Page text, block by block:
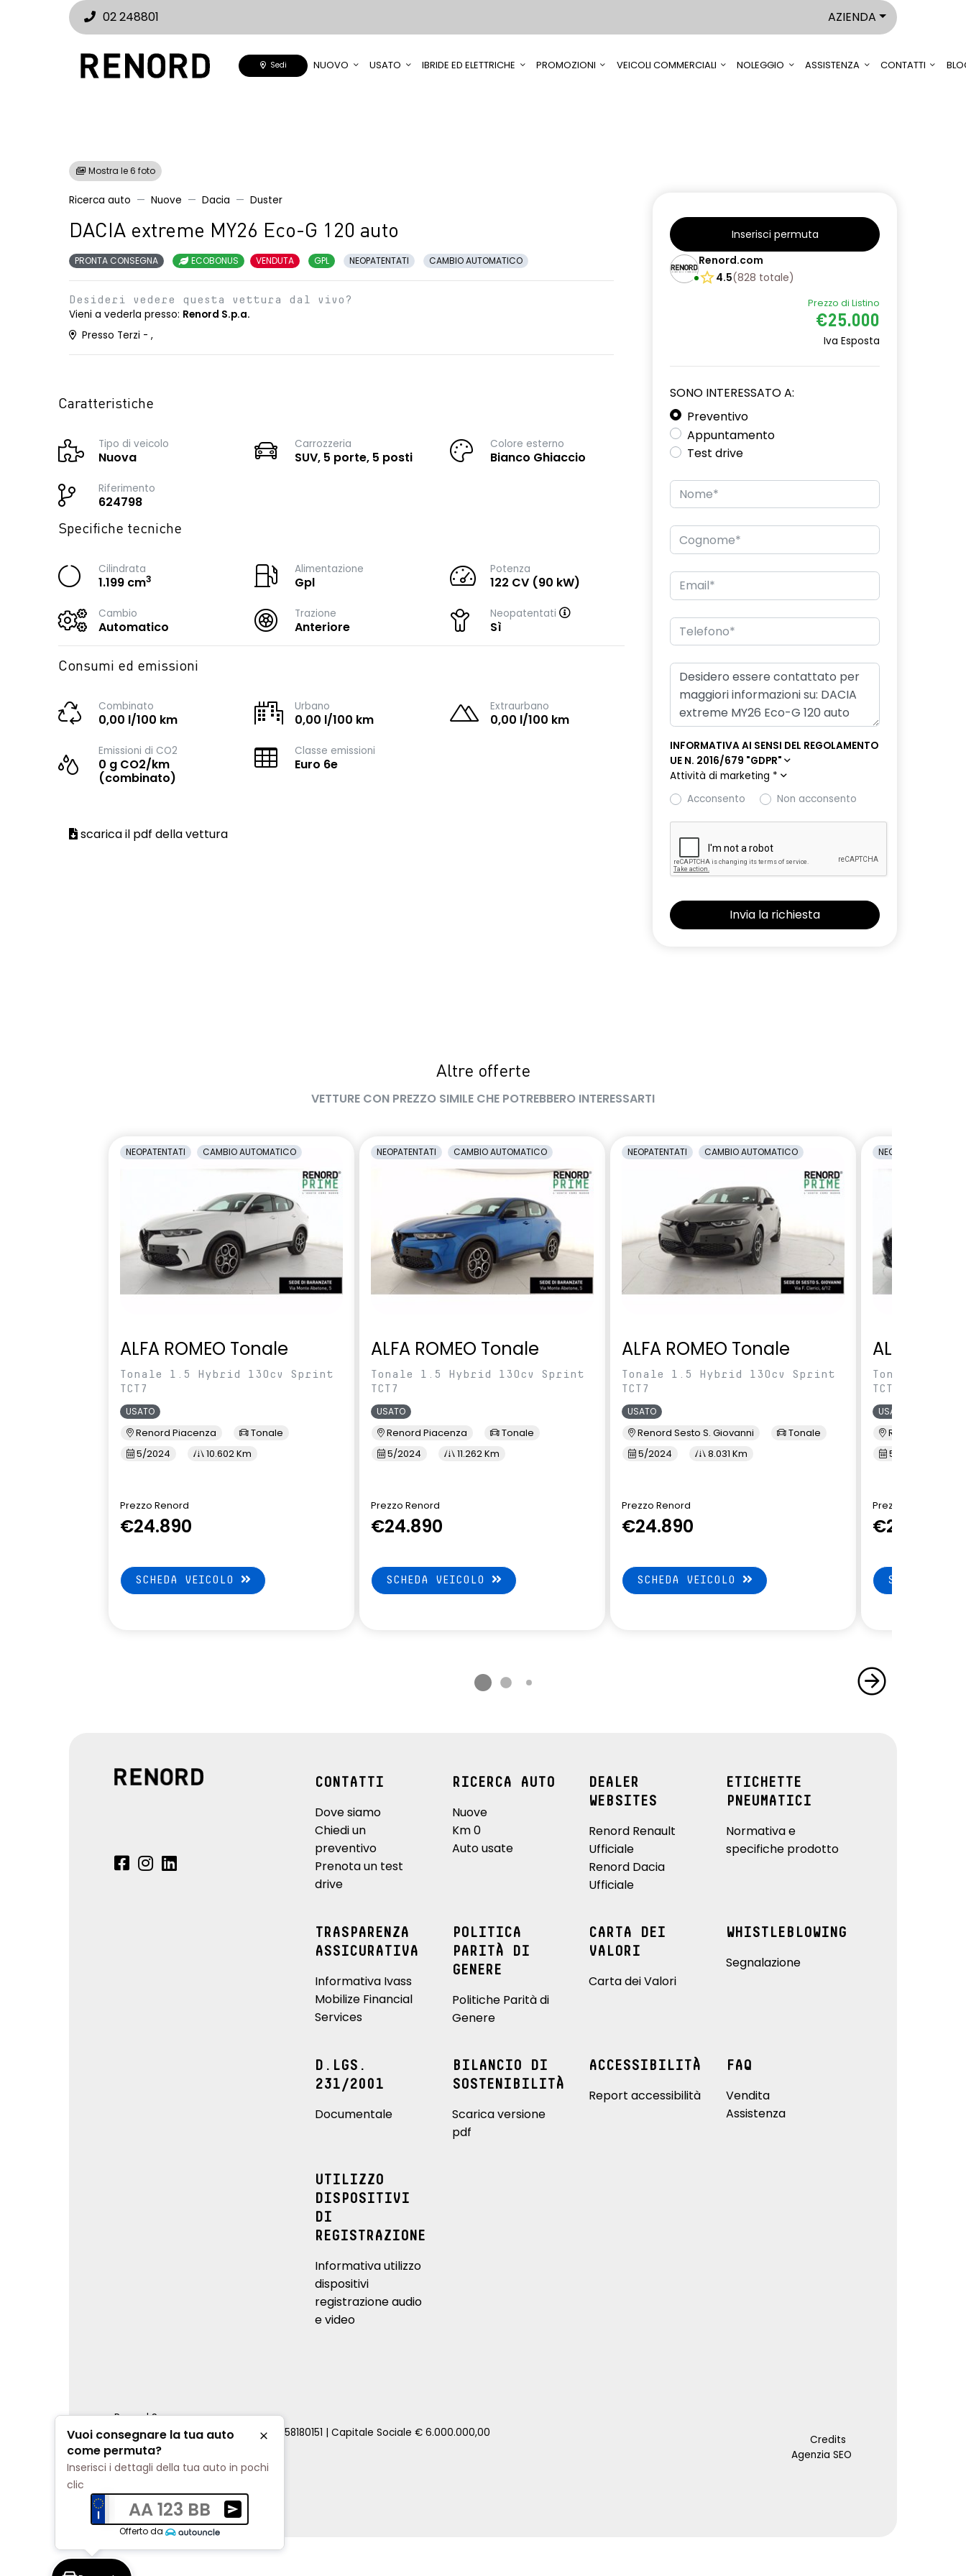
02 248801 AZIENDA
Sedi NUOVO USATO IBRIDE ED ELETTRICHE PROMOZIONI VEICOLI COMMERCIALI NOLEGGIO ASSISTENZA CONTATTI
Mostra le 6 foto
Ricerca auto Nuove Dacia Duster
DACIA extreme MY26 Eco-G 120 auto
PRONTA CONSEGNA ECOBONUS VENDUTA GPL NEOPATENTATI CAMBIO AUTOMATICO
Desideri vedere questa vettura dal vivo?
Vieni a vederla presso: Renord S.p.a.
Presso Terzi - ,
Caratteristiche
Tipo di veicolo
Nuova
Carrozzeria
SUV, 5 porte, 5 posti
Colore esterno
Bianco Ghiaccio
Riferimento
624798
Specifiche tecniche
Cilindrata
1.199 cm3
Alimentazione
Gpl
Potenza
122 CV (90 kW)
Cambio
Automatico
Trazione
Anteriore
Neopatentati
Sì
Consumi ed emissioni
Combinato
0,00 l/100 km
Urbano
0,00 l/100 km
Extraurbano
0,00 l/100 km
Emissioni di CO2
0 g CO2/km
(combinato)
Classe emissioni
Euro 6e
scarica il pdf della vettura
Inserisci permuta
Renord.com
4.5(828 totale)
Prezzo di Listino
€25.000
Iva Esposta
SONO INTERESSATO A:
Preventivo
Appuntamento
Test drive
INFORMATIVA AI SENSI DEL REGOLAMENTO
UE N. 2016/679 "GDPR"
Attività di marketing *
Acconsento
Non acconsento
Altre offerte
VETTURE CON PREZZO SIMILE CHE POTREBBERO INTERESSARTI
NEOPATENTATI CAMBIO AUTOMATICO
ALFA ROMEO Tonale
Tonale 1.5 Hybrid 130cv Sprint
TCT7
USATO
Renord Piacenza
Tonale
5/2024
10.602 Km
Prezzo Renord
€24.890
SCHEDA VEICOLO
NEOPATENTATI CAMBIO AUTOMATICO
ALFA ROMEO Tonale
Tonale 1.5 Hybrid 130cv Sprint
TCT7
USATO
Renord Piacenza
Tonale
5/2024
11.262 Km
Prezzo Renord
€24.890
SCHEDA VEICOLO
NEOPATENTATI CAMBIO AUTOMATICO
ALFA ROMEO Tonale
Tonale 1.5 Hybrid 130cv Sprint
TCT7
USATO
Renord Sesto S. Giovanni
Tonale
5/2024
8.031 Km
Prezzo Renord
€24.890
SCHEDA VEICOLO
NEOPATENTATI
ALFA
Tonale 1.5
TCT7
USATO
Renord
5/2024
Prezzo Renord
€24.890
SCHEDA
CONTATTI
Dove siamo
Chiedi un
preventivo
Prenota un test
drive
RICERCA AUTO
Nuove
Km 0
Auto usate
DEALER
WEBSITES
Renord Renault
Ufficiale
Renord Dacia
Ufficiale
ETICHETTE
PNEUMATICI
Normativa e
specifiche prodotto
TRASPARENZA
ASSICURATIVA
Informativa Ivass
Mobilize Financial
Services
POLITICA
PARITÀ DI
GENERE
Politiche Parità di
Genere
CARTA DEI
VALORI
Carta dei Valori
WHISTLEBLOWING
Segnalazione
D.LGS.
231/2001
Documentale
BILANCIO DI
SOSTENIBILITÀ
Scarica versione
pdf
ACCESSIBILITÀ
Report accessibilità
FAQ
Vendita
Assistenza
UTILIZZO
DISPOSITIVI
DI
REGISTRAZIONE
Informativa utilizzo
dispositivi
registrazione audio
e video
Renord S.p.a.
REA Milano 810796 | P.IVA e C.F. 00858180151 | Capitale Sociale € 6.000.000,00
Cookie Policy
Privacy Policy
Impostazioni di tracciamento
Credits
Agenzia SEO
Vuoi consegnare la tua auto
come permuta?
Chiudi
Inserisci i dettagli della tua auto in pochi
clic
AA 123 BB
Ricevi una valutazione della tua auto senza impegno
Offerto da